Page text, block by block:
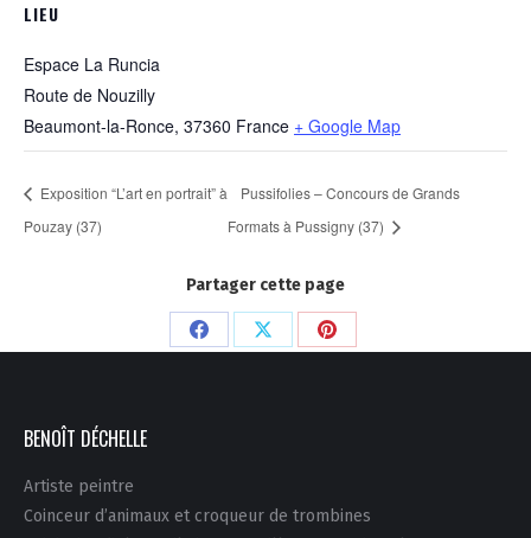
LIEU
Espace La Runcia
Route de Nouzilly
Beaumont-la-Ronce, 37360 France + Google Map
Exposition “L’art en portrait” à
Pouzay (37)
Pussifolies – Concours de Grands
Formats à Pussigny (37)
Partager cette page
PartagerPartagerPartager
BENOÎT DÉCHELLE
Artiste peintre
Coinceur d’animaux et croqueur de trombines